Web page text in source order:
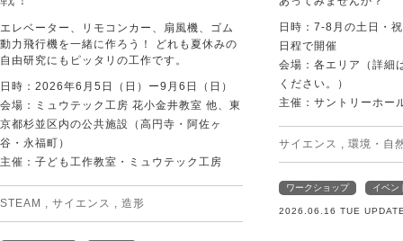
エレベーター、リモコンカー、扇風機、ゴム
動力飛行機を一緒に作ろう！ どれも夏休みの
自由研究にもピッタリの工作です。
日時：2026年6月5日（日）ー9月6日（日）
会場：ミュウテック工房 花小金井教室 他、東
京都杉並区内の公共施設（高円寺・阿佐ヶ
谷・永福町）
主催：子ども工作教室・ミュウテック工房
STEAM , サイエンス , 造形
日時：7-8月の土日・
日程で開催
会場：各エリア（詳細
ください。）
主催：サントリーホー
サイエンス , 環境・自
ワークショップ イベン
2026.06.16 TUE